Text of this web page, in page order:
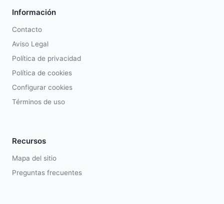
Información
Contacto
Aviso Legal
Política de privacidad
Política de cookies
Configurar cookies
Términos de uso
Recursos
Mapa del sitio
Preguntas frecuentes